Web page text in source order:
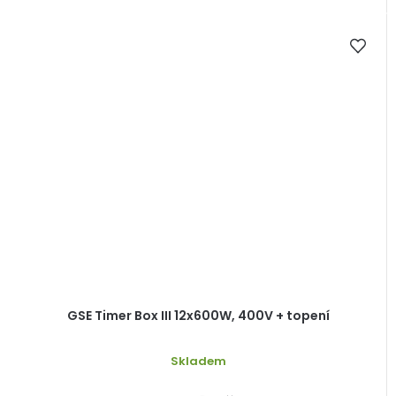
GSE Timer Box III 12x600W, 400V + topení
Skladem